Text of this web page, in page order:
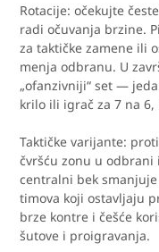
Rotacije: očekujte
radi očuvanja brzine.
za taktičke zamene ili
menja odbranu. U
„ofanzivniji“ set —
krilo ili igrač za 7 na
Taktičke varijante:
čvršću zonu u
centralni bek
timova koji ostavljaju
brze kontre i češće
šutove i proigravanja.